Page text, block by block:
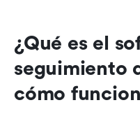
¿Qué es el
seguimiento
cómo